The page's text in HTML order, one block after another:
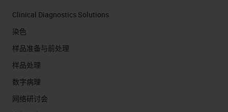
Clinical Diagnostics Solutions
染色
样品准备与前处理
样品处理
数字病理
网络研讨会